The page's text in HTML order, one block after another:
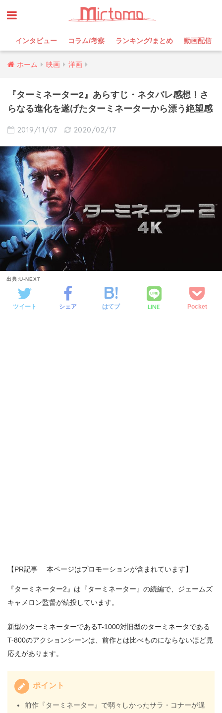
インタビュー コラム/考察 ランキング/まとめ 動画配信
ホーム 映画 洋画
『ターミネーター2』あらすじ・ネタバレ感想！さ
らなる進化を遂げたターミネーターから漂う絶望感
2019/11/07 2020/02/17
出典:U-NEXT
ツイート シェア はてブ LINE Pocket
【PR記事 本ページはプロモーションが含まれています】
『ターミネーター2』は『ターミネーター』の続編で、ジェームズ
キャメロン監督が続投しています。
新型のターミネーターであるT-1000対旧型のターミネータである
T-800のアクションシーンは、前作とは比べものにならないほど見
応えがあります。
ポイント
前作『ターミネーター』で弱々しかったサラ・コナーが逞